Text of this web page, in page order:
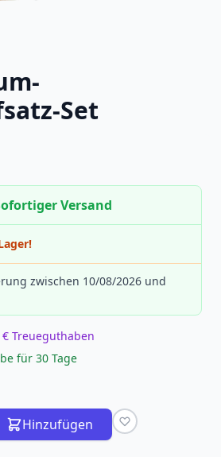
Set
Versand
zwischen 10/08/2026 und
Treueguthaben
für 30 Tage
Hinzufügen